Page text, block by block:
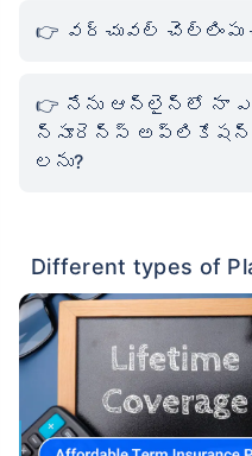
వర్చువల్
నేను ఆన్‌లైన్‌లో నా
న్సూరెన్స్
లను?
Different types of